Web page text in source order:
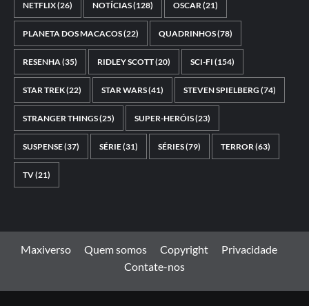
NETFLIX(26) NOTÍCIAS(128) OSCAR(21)
PLANETA DOS MACACOS(22) QUADRINHOS(78)
RESENHA(35) RIDLEY SCOTT(20) SCI-FI (154)
STAR TREK(22) STAR WARS(41) STEVEN SPIELBERG (74)
STRANGER THINGS(25) SUPER-HERÓIS(23)
SUSPENSE(37) SÉRIE(31) SÉRIES(79) TERROR(63)
TV(21)
Maxiverso Quem somos Copyright
Privacidade
Contate-nos